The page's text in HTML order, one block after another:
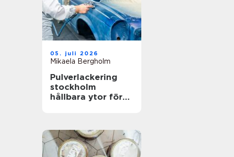
05. juli 2026
Mikaela Bergholm
Pulverlackering
stockholm
hållbara ytor för